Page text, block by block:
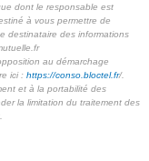
dont le responsable est
à vous permettre de
destinataire des informations
au démarchage
ici : https://conso.bloctel.fr/.
et à la portabilité des
la limitation du traitement des